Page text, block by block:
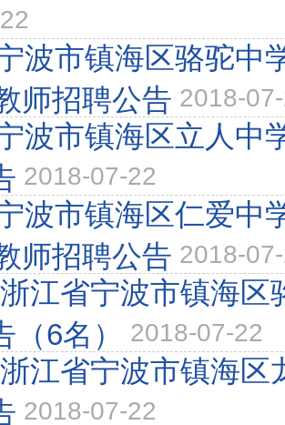
波市镇海区骆驼中
师招聘公告 2018-
波市镇海区立人中
2018-07-22
波市镇海区仁爱中
师招聘公告 2018-
江省宁波市镇海区
（6名）
2018-07-22
江省宁波市镇海区
2018-07-22